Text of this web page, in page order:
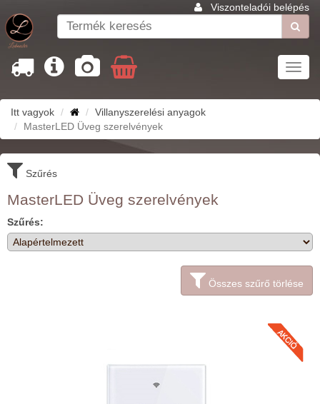
Viszonteladói belépés
Itt vagyok
Villanyszerelési anyagok
MasterLED Üveg szerelvények
Szűrés
MasterLED Üveg szerelvények
Szűrés:
Összes szűrő törlése